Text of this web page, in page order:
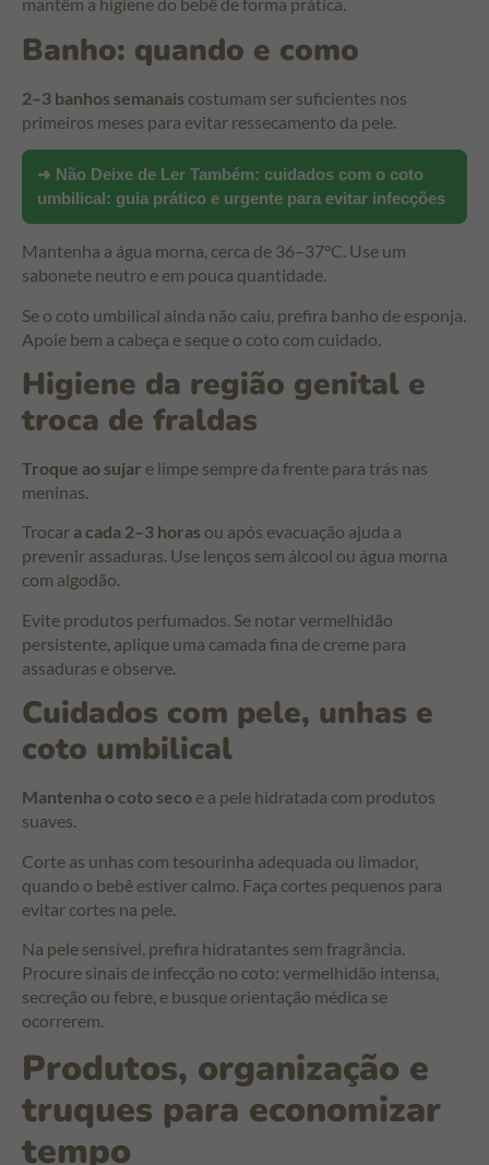
mantêm a higiene do bebê de forma prática.
Banho: quando e como
2–3 banhos semanais costumam ser suficientes nos
primeiros meses para evitar ressecamento da pele.
➜ Não Deixe de Ler Também: cuidados com o coto
umbilical: guia prático e urgente para evitar infecções
Mantenha a água morna, cerca de 36–37°C. Use um
sabonete neutro e em pouca quantidade.
Se o coto umbilical ainda não caiu, prefira banho de esponja.
Apoie bem a cabeça e seque o coto com cuidado.
Higiene da região genital e
troca de fraldas
Troque ao sujar e limpe sempre da frente para trás nas
meninas.
Trocar a cada 2–3 horas ou após evacuação ajuda a
prevenir assaduras. Use lenços sem álcool ou água morna
com algodão.
Evite produtos perfumados. Se notar vermelhidão
persistente, aplique uma camada fina de creme para
assaduras e observe.
Cuidados com pele, unhas e
coto umbilical
Mantenha o coto seco e a pele hidratada com produtos
suaves.
Corte as unhas com tesourinha adequada ou limador,
quando o bebê estiver calmo. Faça cortes pequenos para
evitar cortes na pele.
Na pele sensível, prefira hidratantes sem fragrância.
Procure sinais de infecção no coto: vermelhidão intensa,
secreção ou febre, e busque orientação médica se
ocorrerem.
Produtos, organização e
truques para economizar
tempo